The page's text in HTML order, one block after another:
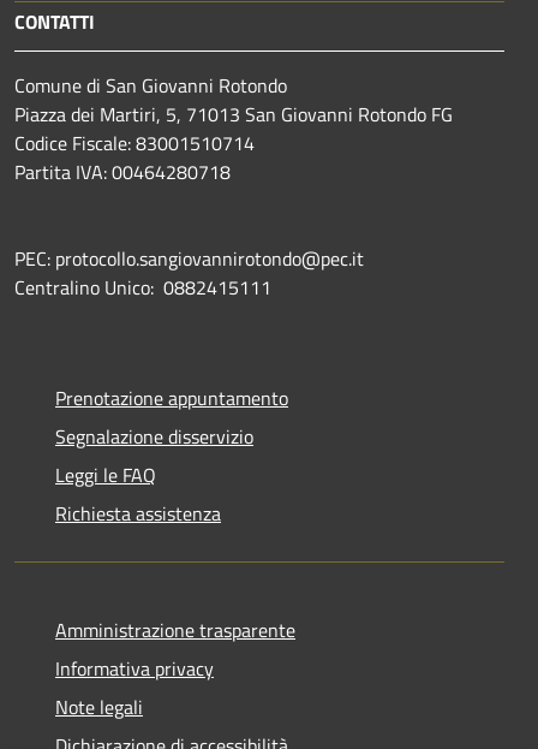
CONTATTI
Comune di San Giovanni Rotondo
Piazza dei Martiri, 5, 71013 San Giovanni Rotondo FG
Codice Fiscale: 83001510714
Partita IVA: 00464280718
PEC: protocollo.sangiovannirotondo@pec.it
Centralino Unico: 0882415111
Prenotazione appuntamento
Segnalazione disservizio
Leggi le FAQ
Richiesta assistenza
Amministrazione trasparente
Informativa privacy
Note legali